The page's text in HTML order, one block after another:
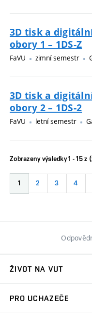
3D tisk a
obory 1 – 1DS-Z
FaVU zimní semestr
3D tisk a
obory 2 – 1DS-2
FaVU letní semestr
Zobrazeny výsledky 1 - 15
1 2 3 4
ŽIVOT NA VUT
PRO UCHAZEČE